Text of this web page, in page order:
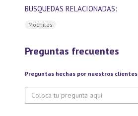
BUSQUEDAS RELACIONADAS:
Mochilas
Preguntas frecuentes
Preguntas hechas por nuestros clientes